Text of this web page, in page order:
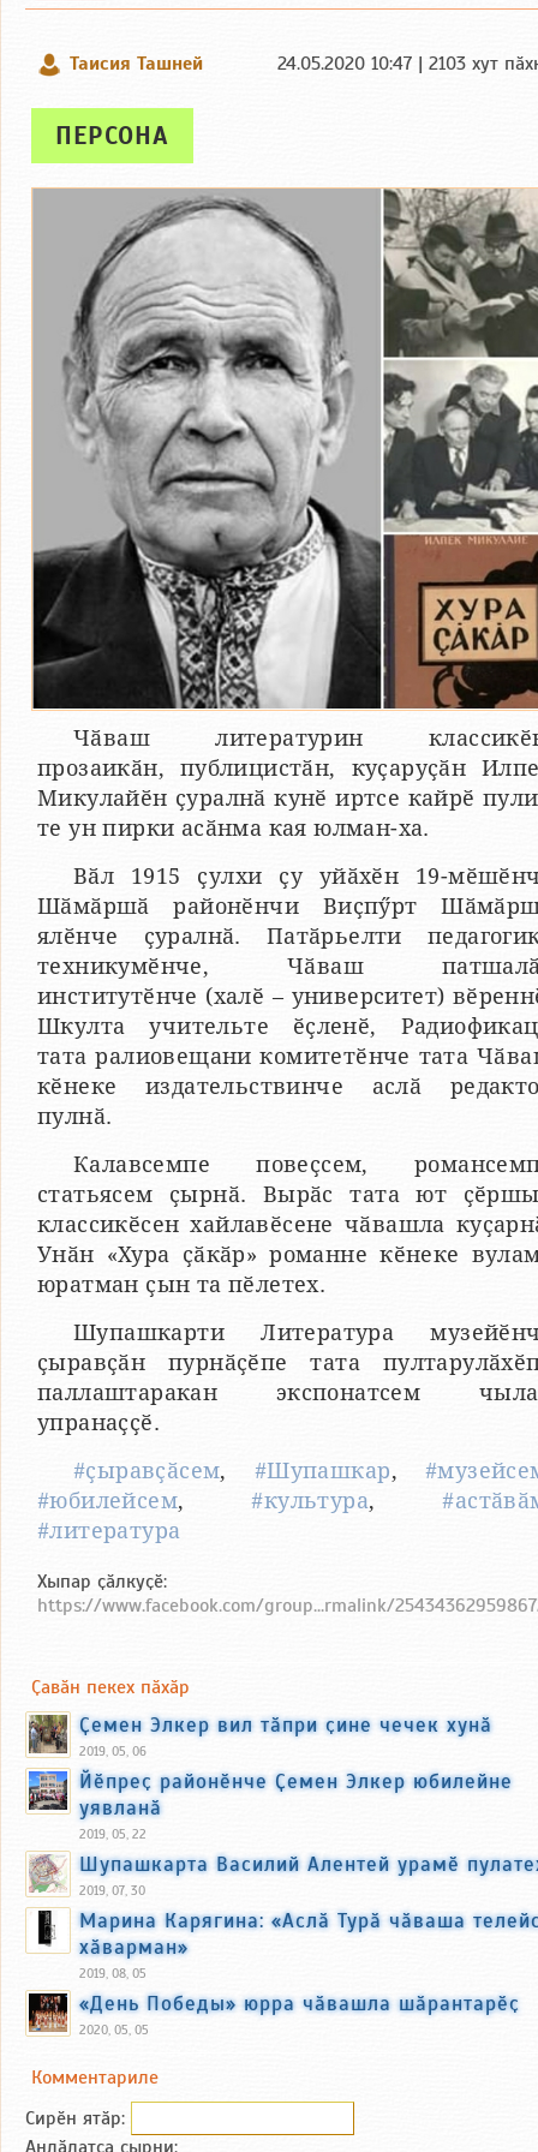
Таисия Ташней 24.05.2020 10:47 | 2103 хут
ПЕРСОНА
Чӑваш литературин
прозаикӑн, публицистӑн, куҫаруҫӑн
Микулайӗн ҫуралнӑ кунӗ иртсе кайрӗ
те ун пирки асӑнма кая юлман-ха.
Вӑл 1915 ҫулхи ҫу уйӑхӗн 19-
Шӑмӑршӑ районӗнчи Виҫпӳрт
ялӗнче ҫуралнӑ. Патӑрьелти
техникумӗнче, Чӑваш
институтӗнче (халӗ – университет)
Шкулта учительте ӗҫленӗ,
тата ралиовещани комитетӗнче тата
кӗнеке издательствинче аслӑ
пулнӑ.
Калавсемпе повеҫсем,
статьясем ҫырнӑ. Вырӑс тата ют
классикӗсен хайлавӗсене чӑвашла
Унӑн «Хура ҫӑкӑр» романне кӗнеке
юратман ҫын та пӗлетех.
Шупашкарти Литература
ҫыравҫӑн пурнӑҫӗпе тата
паллаштаракан экспонатсем
упранаҫҫӗ.
#ҫыравҫӑсем, #Шупашкар,
#юбилейсем,#культура,
#литература
Хыпар ҫӑлкуҫӗ:
https://www.facebook.com/group...rmalink/
Ҫавӑн пекех пӑхӑр
Ҫемен Элкер вил тӑпри ҫине чечек хунӑ
2019, 05, 06
Йӗпреҫ районӗнче Ҫемен Элкер юбилейне
уявланӑ
2019, 05, 22
Шупашкарта Василий Алентей урамӗ
2019, 07, 30
Марина Карягина: «Аслӑ Турӑ чӑваша
хӑварман»
2019, 08, 05
«День Победы» юрра чӑвашла шӑрантарӗҫ
2020, 05, 05
Комментариле
Сирӗн ятӑp: